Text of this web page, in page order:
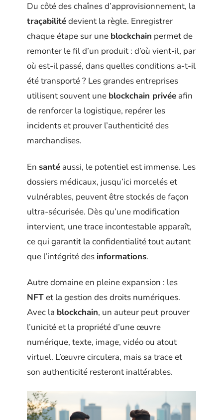
Du côté des chaînes d’approvisionnement, la
traçabilitédevient la règle. Enregistrer
chaque étape sur une blockchain permet de
remonter le fil d’un produit : d’où vient-il, par
où est-il passé, dans quelles conditions a-t-il
été transporté ? Les grandes entreprises
utilisent souvent une blockchain privée afin
de renforcer la logistique, repérer les
incidents et prouver l’authenticité des
marchandises.
En santé aussi, le potentiel est immense. Les
dossiers médicaux, jusqu’ici morcelés et
vulnérables, peuvent être stockés de façon
ultra-sécurisée. Dès qu’une modification
intervient, une trace incontestable apparaît,
ce qui garantit la confidentialité tout autant
que l’intégrité des informations.
Autre domaine en pleine expansion : les
NFTet la gestion des droits numériques.
Avec la blockchain, un auteur peut prouver
l’unicité et la propriété d’une œuvre
numérique, texte, image, vidéo ou atout
virtuel. L’œuvre circulera, mais sa trace et
son authenticité resteront inaltérables.